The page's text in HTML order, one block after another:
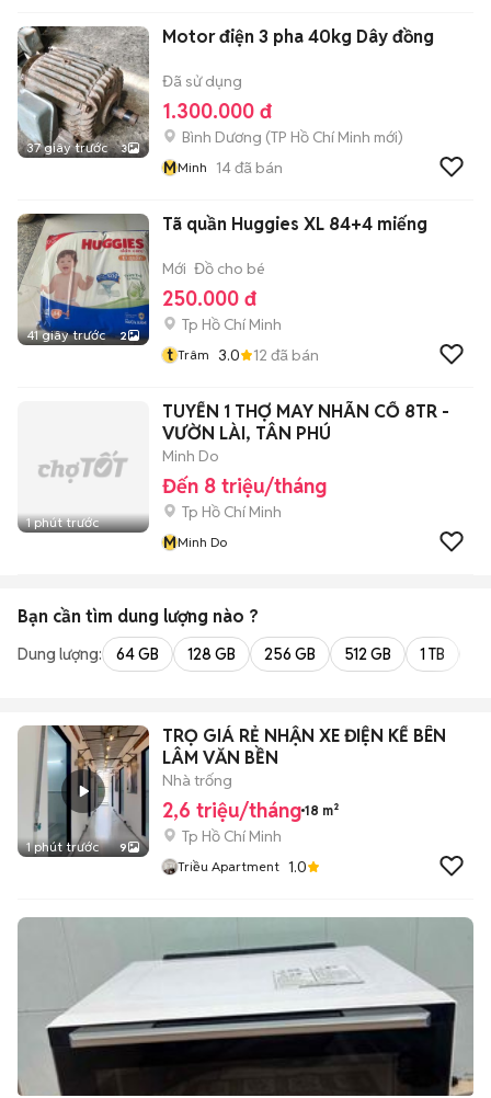
37 giây trước 3
Motor điện 3 pha 40kg Dây đồng
Đã sử dụng
1.300.000 đ
Bình Dương (TP Hồ Chí Minh mới)
MMinh 14đã bán
41 giây trước 2
Tã quần Huggies XL 84+4 miếng
Mới Đồ cho bé
250.000 đ
Tp Hồ Chí Minh
t Trâm 3.0 12 đã bán
1 phút trước
TUYỂN 1 THỢ MAY NHÃN CỔ 8TR -
VƯỜN LÀI, TÂN PHÚ
Minh Do
Đến 8 triệu/tháng
Tp Hồ Chí Minh
MMinh Do
Bạn cần tìm dung lượng nào ?
Dung lượng: 64 GB 128 GB 256 GB 512 GB 1 TB
1 phút trước 9
TRỌ GIÁ RẺ NHẬN XE ĐIỆN KẾ BÊN
LÂM VĂN BỀN
Nhà trống
2,6 triệu/tháng 18 m²
Tp Hồ Chí Minh
Triều Apartment 1.0